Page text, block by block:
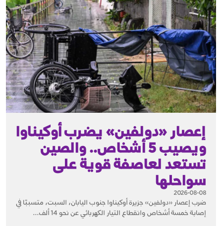
إعصار «دولفين» يضرب أوكيناوا
ويصيب 5 أشخاص.. والصين
تستعد لعاصفة قوية على
سواحلها
2026-08-08
ضرب إعصار «دولفين» جزيرة أوكيناوا جنوب اليابان، السبت، متسببًا في
إصابة خمسة أشخاص وانقطاع التيار الكهربائي عن نحو 14 ألف...